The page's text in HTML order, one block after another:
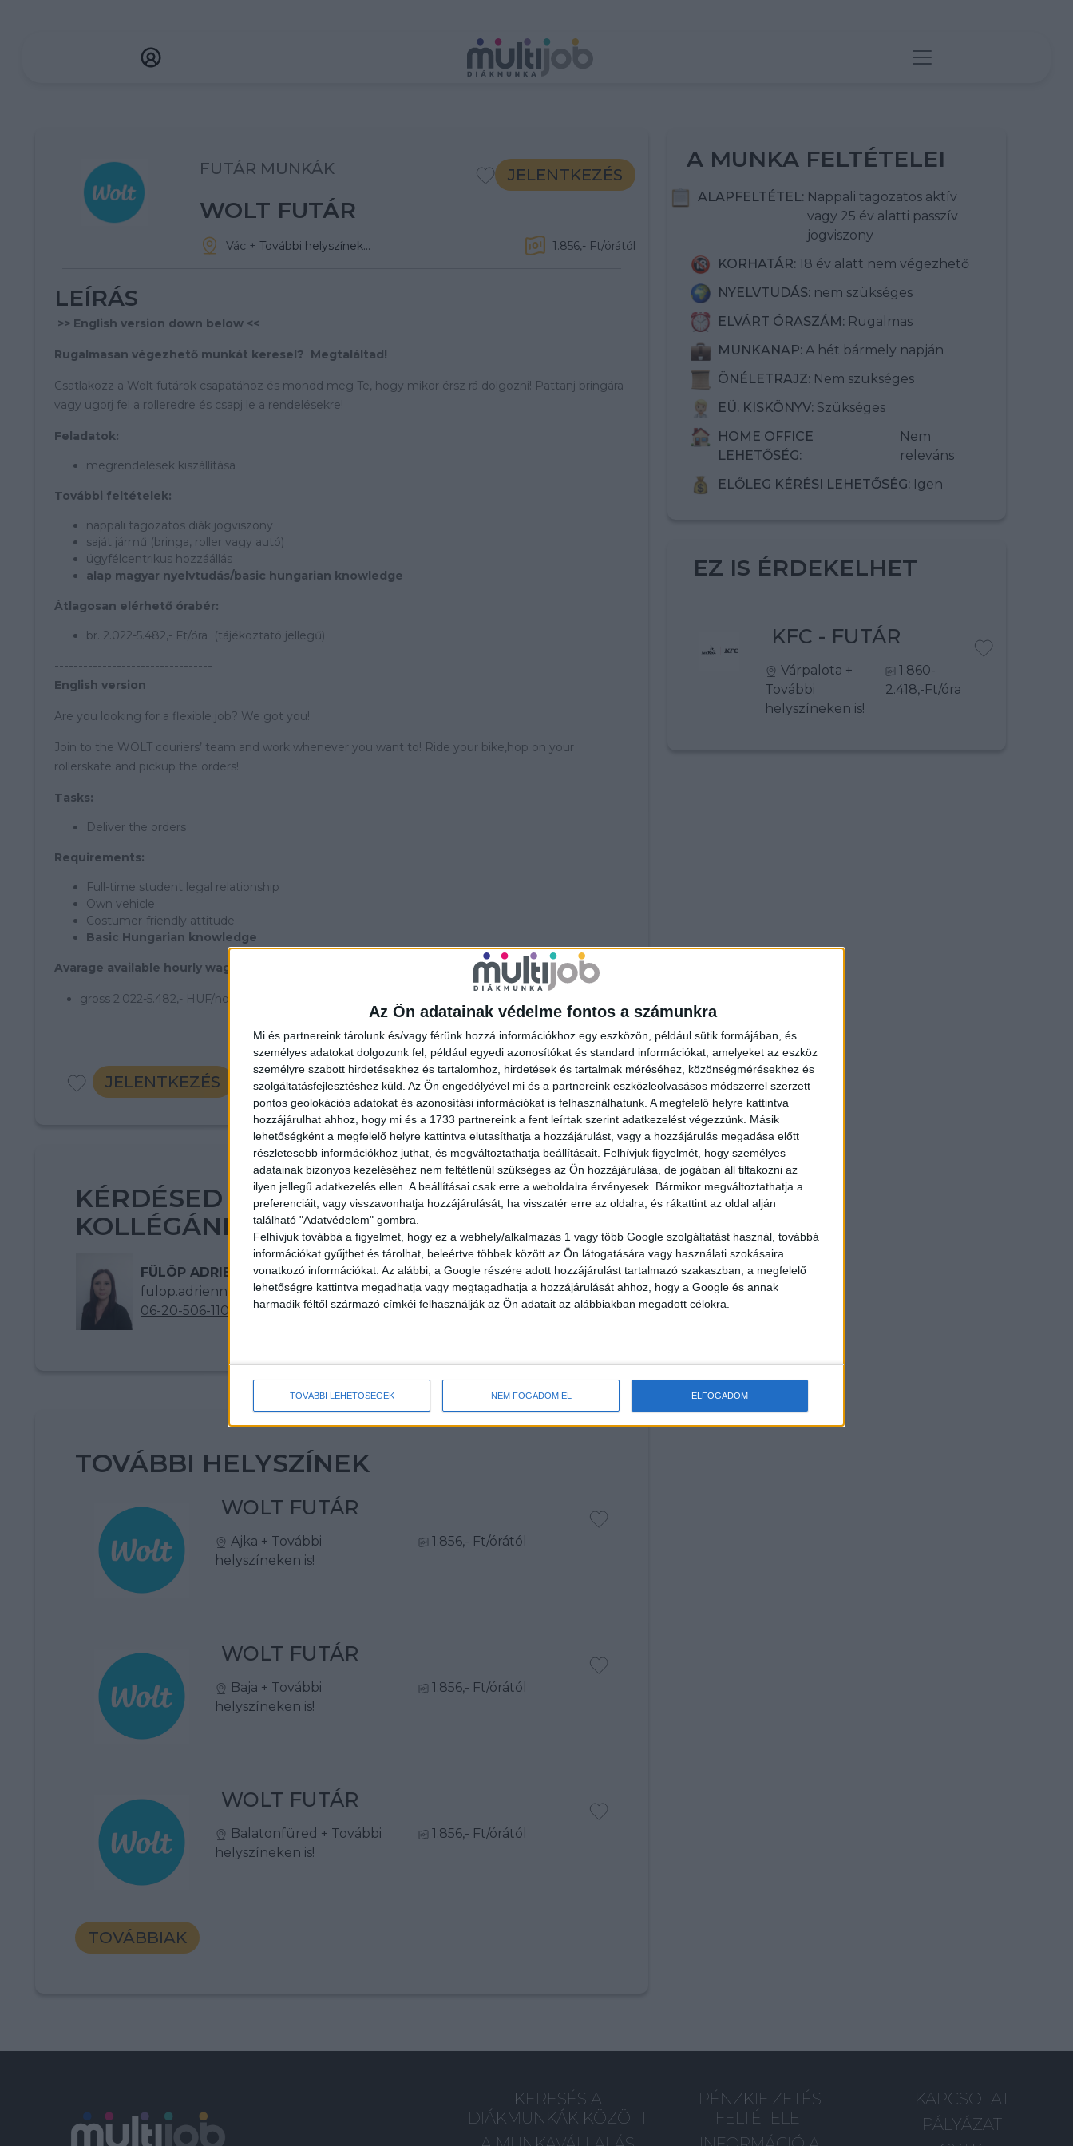
Az Ön adatainak védelme fontos a számunkra
Mi és partnereink tárolunk és/vagy férünk hozzá információkhoz egy eszközön, például sütik formájában, és
személyes adatokat dolgozunk fel, például egyedi azonosítókat és standard információkat, amelyeket az eszköz
személyre szabott hirdetésekhez és tartalomhoz, hirdetések és tartalmak méréséhez, közönségmérésekhez és
szolgáltatásfejlesztéshez küld. Az Ön engedélyével mi és a partnereink eszközleolvasásos módszerrel szerzett
pontos geolokációs adatokat és azonosítási információkat is felhasználhatunk. A megfelelő helyre kattintva
hozzájárulhat ahhoz, hogy mi és a 1733 partnereink a fent leírtak szerint adatkezelést végezzünk. Másik
lehetőségként a megfelelő helyre kattintva elutasíthatja a hozzájárulást, vagy a hozzájárulás megadása előtt
részletesebb információkhoz juthat, és megváltoztathatja beállításait. Felhívjuk figyelmét, hogy személyes
adatainak bizonyos kezeléséhez nem feltétlenül szükséges az Ön hozzájárulása, de jogában áll tiltakozni az
ilyen jellegű adatkezelés ellen. A beállításai csak erre a weboldalra érvényesek. Bármikor megváltoztathatja a
preferenciáit, vagy visszavonhatja hozzájárulását, ha visszatér erre az oldalra, és rákattint az oldal alján
található "Adatvédelem" gombra.
Felhívjuk továbbá a figyelmet, hogy ez a webhely/alkalmazás 1 vagy több Google szolgáltatást használ, továbbá
információkat gyűjthet és tárolhat, beleértve többek között az Ön látogatására vagy használati szokásaira
vonatkozó információkat. Az alábbi, a Google részére adott hozzájárulást tartalmazó szakaszban, a megfelelő
lehetőségre kattintva megadhatja vagy megtagadhatja a hozzájárulását ahhoz, hogy a Google és annak
harmadik féltől származó címkéi felhasználják az Ön adatait az alábbiakban megadott célokra.
TOVÁBBI LEHETŐSÉGEK NEM FOGADOM EL ELFOGADOM
FUTÁR MUNKÁK JELENTKEZÉS
WOLT FUTÁR
Vác + További helyszínek... 1.856,- Ft/órától
LEÍRÁS
>> English version down below <<
Rugalmasan végezhető munkát keresel? Megtaláltad!
Csatlakozz a Wolt futárok csapatához és mondd meg Te, hogy mikor érsz rá dolgozni! Pattanj bringára
vagy ugorj fel a rolleredre és csapj le a rendelésekre!
Feladatok:
megrendelések kiszállítása
További feltételek:
nappali tagozatos diák jogviszony
saját jármű (bringa, roller vagy autó)
ügyfélcentrikus hozzáállás
alap magyar nyelvtudás/basic hungarian knowledge
Átlagosan elérhető órabér:
br. 2.022-5.482,- Ft/óra (tájékoztató jellegű)
---------------------------------
English version
Are you looking for a flexible job? We got you!
Join to the WOLT couriers’ team and work whenever you want to! Ride your bike,hop on your
rollerskate and pickup the orders!
Tasks:
Deliver the orders
Requirements:
Full-time student legal relationship
Own vehicle
Costumer-friendly attitude
Basic Hungarian knowledge
Avarage available hourly wage:
gross 2.022-5.482,- HUF/hour (informative)
JELENTKEZÉS
KÉRDÉSED VAN? KERESD
KOLLÉGÁNKAT!
FÜLÖP ADRIENN
fulop.adrienn@multijob.hu
06-20-506-1100
TOVÁBBI HELYSZÍNEK
WOLT FUTÁR
Ajka + További
helyszíneken is!
1.856,- Ft/órától
WOLT FUTÁR
Baja + További
helyszíneken is!
1.856,- Ft/órától
WOLT FUTÁR
Balatonfüred + További
helyszíneken is!
1.856,- Ft/órától
TOVÁBBIAK
A MUNKA FELTÉTELEI
ALAPFELTÉTEL: Nappali tagozatos aktív
vagy 25 év alatti passzív
jogviszony
KORHATÁR: 18 év alatt nem végezhető
NYELVTUDÁS: nem szükséges
ELVÁRT ÓRASZÁM: Rugalmas
MUNKANAP: A hét bármely napján
ÖNÉLETRAJZ: Nem szükséges
EÜ. KISKÖNYV: Szükséges
HOME OFFICE
LEHETŐSÉG:
Nem
releváns
ELŐLEG KÉRÉSI LEHETŐSÉG: Igen
EZ IS ÉRDEKELHET
KFC - FUTÁR
Várpalota +
További
helyszíneken is!
1.860-
2.418,-Ft/óra
KERESÉS A
DIÁKMUNKÁK KÖZÖTT
PÉNZKIFIZETÉS
FELTÉTELEI
KAPCSOLAT
PÁLYÁZAT